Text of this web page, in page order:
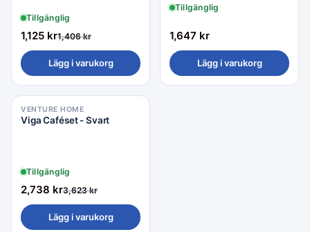
Tillgänglig
1,125 kr1,406kr
Lägg i varukorg
Tillgänglig
1,647 kr
Lägg i varukorg
Rea −24%
VENTURE HOME
Viga Caféset - Svart
Tillgänglig
2,738 kr3,623kr
Lägg i varukorg